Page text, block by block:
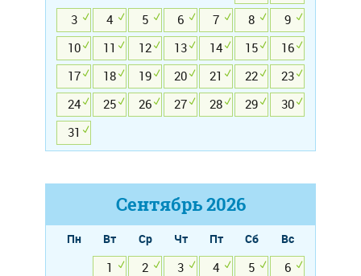
3
4 5 6 7 8
9
10
11 12 13 14 15
16
17
18 19 20 21 22
23
24
25 26 27 28 29
30
31
Сентябрь2026
Пн Вт Ср Чт Пт Сб
Вс
1
2 3 4 5
6